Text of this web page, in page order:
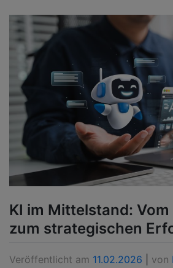
KI im Mittelstand:
zum strategischen
Veröffentlicht am 11.02.2026 von